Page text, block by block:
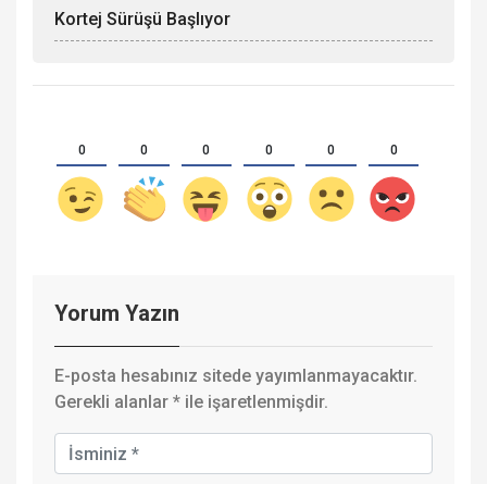
Kortej Sürüşü Başlıyor
0 0 0 0 0 0
Yorum Yazın
E-posta hesabınız sitede yayımlanmayacaktır.
Gerekli alanlar * ile işaretlenmişdir.